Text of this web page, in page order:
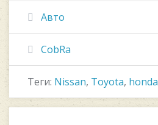
Авто
CobRa
Теги: Nissan, Toyota, honda